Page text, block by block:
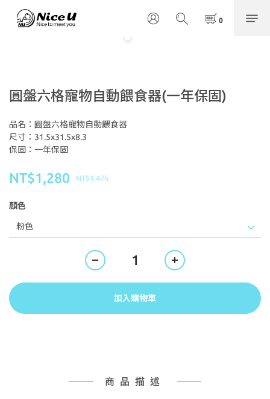
圓盤六格寵物自動餵食器(一年保固)
品名：圓盤六格寵物自動餵食器
尺寸：31.5x31.5x8.3
保固：一年保固
NT$1,475
NT$1,280
顏色
加入購物車
商品描述